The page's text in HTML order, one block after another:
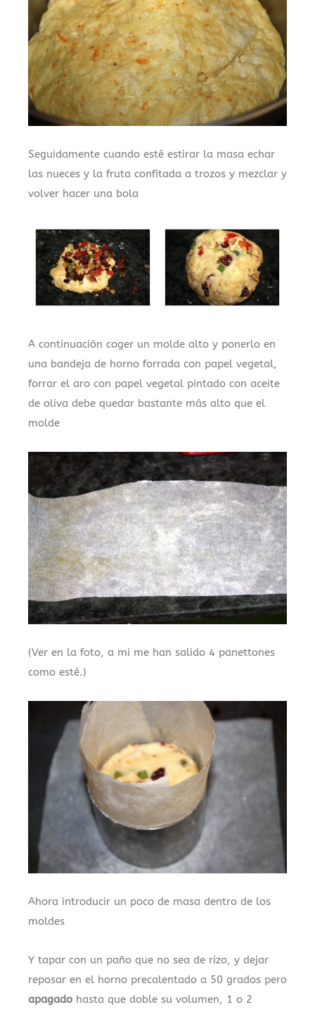
Seguidamente cuando esté estirar la masa echar
las nueces y la fruta confitada a trozos y mezclar y
volver hacer una bola
A continuación coger un molde alto y ponerlo en
una bandeja de horno forrada con papel vegetal,
forrar el aro con papel vegetal pintado con aceite
de oliva debe quedar bastante más alto que el
molde
(Ver en la foto, a mi me han salido 4 panettones
como esté.)
Ahora introducir un poco de masa dentro de los
moldes
Y tapar con un paño que no sea de rizo, y dejar
reposar en el horno precalentado a 50 grados pero
apagado hasta que doble su volumen, 1 o 2